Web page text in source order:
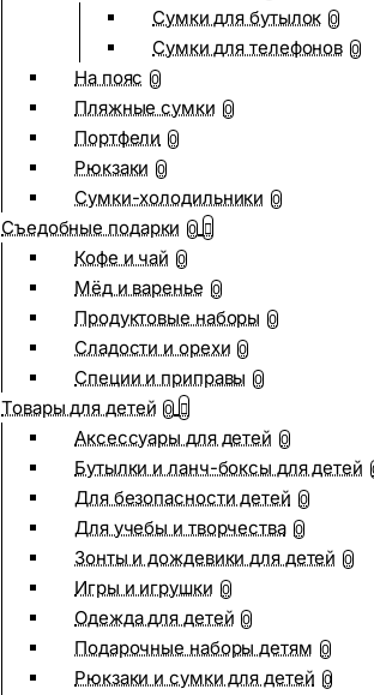
Сумки для бутылок 0
Сумки для телефонов 0
На пояс 0
Пляжные сумки 0
Портфели 0
Рюкзаки 0
Сумки-холодильники 0
Съедобные подарки 0
Кофе и чай 0
Мёд и варенье 0
Продуктовые наборы 0
Сладости и орехи 0
Специи и приправы 0
Товары для детей 0
Аксессуары для детей 0
Бутылки и ланч-боксы для детей
Для безопасности детей 0
Для учебы и творчества 0
Зонты и дождевики для детей 0
Игры и игрушки 0
Одежда для детей 0
Подарочные наборы детям 0
Рюкзаки и сумки для детей 0